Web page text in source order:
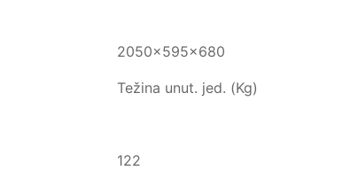
2050×595×680
Težina unut. jed. (Kg)
122